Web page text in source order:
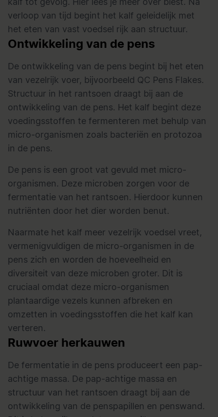
verloop van tijd begint het kalf geleidelijk met
het eten van vast voedsel rijk aan structuur.
Ontwikkeling van de pens
De ontwikkeling van de pens begint bij het eten
van vezelrijk voer, bijvoorbeeld QC Pens Flakes.
Structuur in het rantsoen draagt bij aan de
ontwikkeling van de pens. Het kalf begint deze
voedingsstoffen te fermenteren met behulp van
micro-organismen zoals bacteriën en protozoa
in de pens.
De pens is een groot vat gevuld met micro-
organismen. Deze microben zorgen voor de
fermentatie van het rantsoen. Hierdoor kunnen
nutriënten door het dier worden benut.
Naarmate het kalf meer vezelrijk voedsel vreet,
vermenigvuldigen de micro-organismen in de
pens zich en worden de hoeveelheid en
diversiteit van deze microben groter. Dit is
cruciaal omdat deze micro-organismen
plantaardige vezels kunnen afbreken en
omzetten in voedingsstoffen die het kalf kan
verteren.
Ruwvoer herkauwen
De fermentatie in de pens produceert een pap-
achtige massa. De pap-achtige massa en
structuur van het rantsoen draagt bij aan de
ontwikkeling van de penspapillen en penswand.